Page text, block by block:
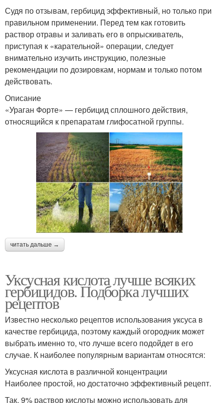
Средства от сорняков Сода против сорняков
Сорняки между грядок Вод против сорняков
Сорняки на огороде
Рецепт против
сорняков
Ураган на сорняки Моющий средство
Сода от сорняков Раствор от сорняков
Соли на сорняки Сорняки на дорожках
Торнадо от сорняков Соль против сорняков
Сорняки с помощью Народное средство
Судя по отзывам, гербицид эффективный, но только при
правильном применении. Перед тем как готовить
раствор отравы и заливать его в опрыскиватель,
приступая к «карательной» операции, следует
внимательно изучить инструкцию, полезные
рекомендации по дозировкам, нормам и только потом
действовать.
Описание
«Ураган Форте» — гербицид сплошного действия,
относящийся к препаратам глифосатной группы.
читать дальше →
Уксусная кислота лучше всяких
гербицидов. Подборка лучших
рецептов
Известно несколько рецептов использования уксуса в
качестве гербицида, поэтому каждый огородник может
выбрать именно то, что лучше всего подойдет в его
случае. К наиболее популярным вариантам относятся:
Уксусная кислота в различной концентрации
Наиболее простой, но достаточно эффективный рецепт.
Так, 9% раствор кислоты можно использовать для